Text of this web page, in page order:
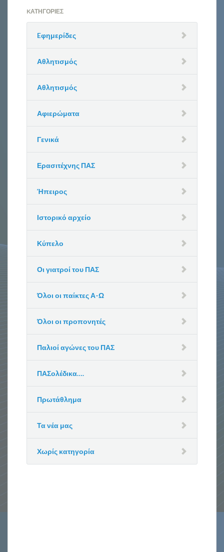
KΑΤΗΓΟΡΊΕΣ
Eφημερίδες
Αθλητισμός
Αθλητισμός
Αφιερώματα
Γενικά
Ερασιτέχνης ΠΑΣ
Ήπειρος
Ιστορικό αρχείο
Κύπελο
Οι γιατροί του ΠΑΣ
Όλοι οι παίκτες Α-Ω
Όλοι οι προπονητές
Παλιοί αγώνες του ΠΑΣ
ΠΑΣολέδικα….
Πρωτάθλημα
Τα νέα μας
Χωρίς κατηγορία